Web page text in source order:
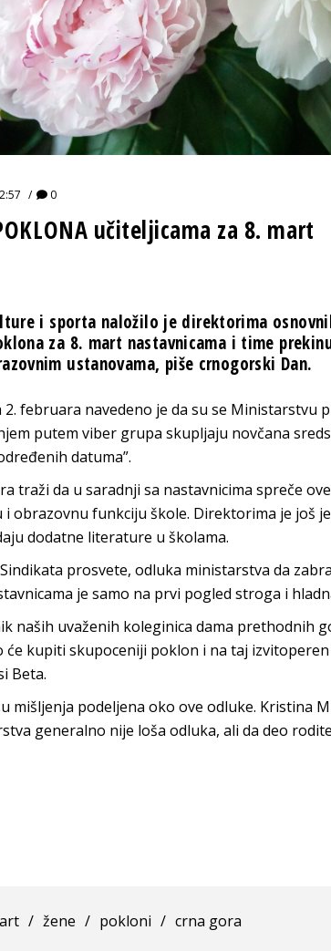
0
učiteljicama za 8. mart
i sporta naložilo je direktorima
za 8. mart nastavnicama i time
ustanovama, piše crnogorski Dan.
februara navedeno je da su se Ministarstvu
putem viber grupa skupljaju novčana
datuma”.
traži da u saradnji sa nastavnicima spreče
i obrazovnu funkciju škole. Direktorima je još
dodatne literature u školama.
prosvete, odluka ministarstva da
je samo na prvi pogled stroga i
naših uvaženih koleginica dama prethodnih
će kupiti skupoceniji poklon i na taj
Beta.
mišljenja podeljena oko ove odluke. Kristina
generalno nije loša odluka, ali da deo
/ žene / pokloni / crna gora